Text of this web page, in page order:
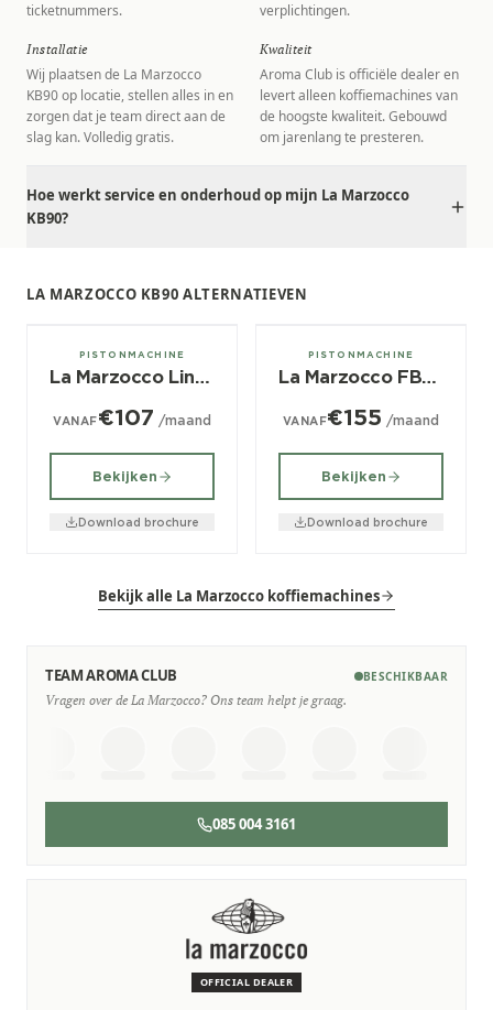
ticketnummers.
verplichtingen.
Installatie
Wij plaatsen de La Marzocco
KB90 op locatie, stellen alles in en
zorgen dat je team direct aan de
slag kan. Volledig gratis.
Kwaliteit
Aroma Club is officiële dealer en
levert alleen koffiemachines van
de hoogste kwaliteit. Gebouwd
om jarenlang te presteren.
Hoe werkt service en onderhoud op mijn La Marzocco
KB90?
LA MARZOCCO KB90 ALTERNATIEVEN
2, 3, 4 groeps
PISTONMACHINE
La Marzocco Linea Classic S
VANAF€107 /maand
Bekijken
Download brochure
2, 3 groeps
PISTONMACHINE
La Marzocco FB80
VANAF€155 /maand
Bekijken
Download brochure
Bekijk alle La Marzocco koffiemachines
TEAM AROMA CLUB BESCHIKBAAR
Vragen over de La Marzocco? Ons team helpt je graag.
085 004 3161
OFFICIAL DEALER
Wij staan voor je klaar
Deskundige monteurs die verstand hebben van La
Persoonlijk, snel en zonder gedoe.